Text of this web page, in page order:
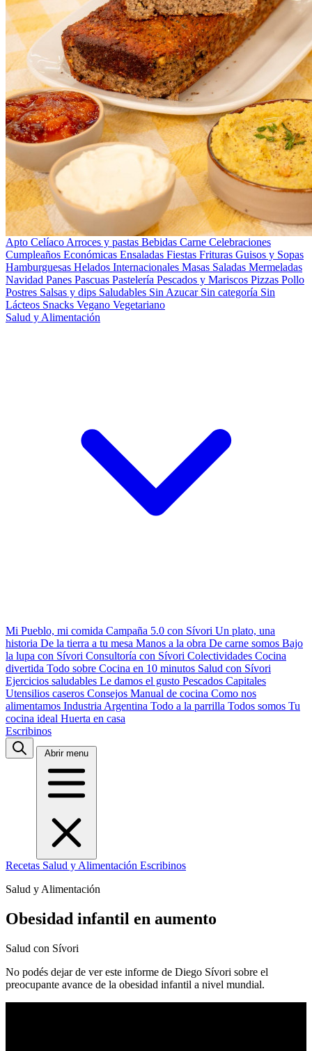
Apto Celíaco Arroces y pastas Bebidas Carne Celebraciones
Cumpleaños Económicas Ensaladas Fiestas Frituras Guisos y Sopas
Hamburguesas Helados Internacionales Masas Saladas Mermeladas
Navidad Panes Pascuas Pastelería Pescados y Mariscos Pizzas Pollo
Postres Salsas y dips Saludables Sin Azucar Sin categoría Sin
Lácteos Snacks Vegano Vegetariano
Salud y Alimentación
Mi Pueblo, mi comida Campaña 5.0 con Sívori Un plato, una
historia De la tierra a tu mesa Manos a la obra De carne somos Bajo
la lupa con Sívori Consultoría con Sívori Colectividades Cocina
divertida Todo sobre Cocina en 10 minutos Salud con Sívori
Ejercicios saludables Le damos el gusto Pescados Capitales
Utensilios caseros Consejos Manual de cocina Como nos
alimentamos Industria Argentina Todo a la parrilla Todos somos Tu
cocina ideal Huerta en casa
Escribinos
Abrir menu
Recetas Salud y Alimentación Escribinos
Salud y Alimentación
Obesidad infantil en aumento
Salud con Sívori
No podés dejar de ver este informe de Diego Sívori sobre el
preocupante avance de la obesidad infantil a nivel mundial.